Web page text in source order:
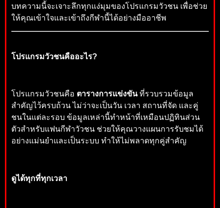
บทความนี้จะเจาะลึกทุกแง่มุมของโปรแกรมวัวชน เพื่อช่วย
ให้คุณเข้าใจและเข้าถึงกีฬานี้ได้อย่างมืออาชีพ
โปรแกรมวัวชนคืออะไร?
โปรแกรมวัวชนคือ ตารางการแข่งขันที่รวบรวมข้อมูล
สำคัญไว้ครบถ้วน ไม่ว่าจะเป็นวัน เวลา สถานที่จัด และคู่
ชนในแต่ละรอบ ข้อมูลเหล่านี้ทำหน้าที่เหมือนปฏิทินส่วน
ตัวสำหรับแฟนกีฬาวัวชน ช่วยให้คุณวางแผนการรับชมได้
อย่างแม่นยำและเป็นระบบ ทำให้ไม่พลาดทุกคู่สำคัญ
ดูได้ทุกที่ทุกเวลา